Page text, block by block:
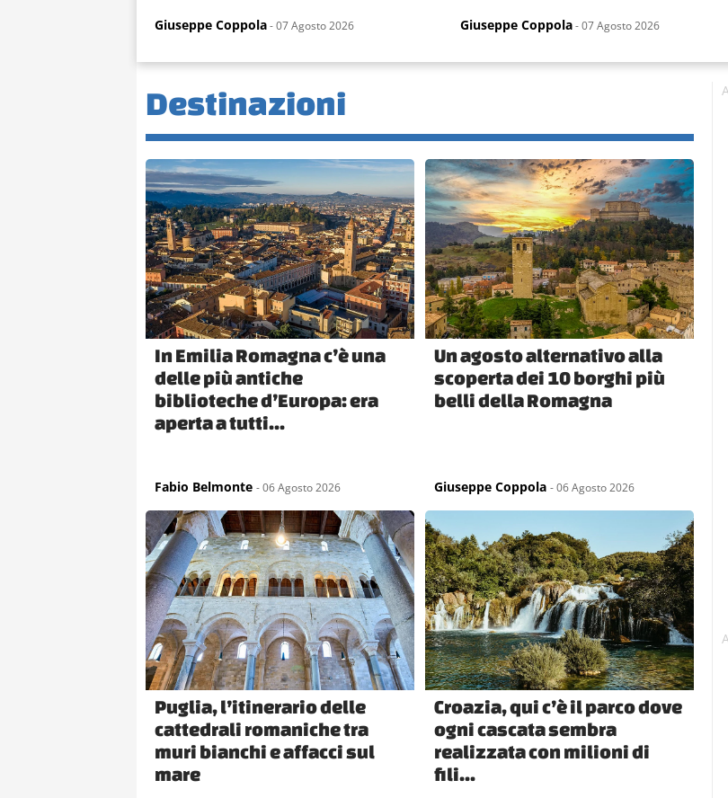
Giuseppe Coppola- 07 Agosto 2026 Giuseppe Coppola- 07 Agosto 2026
Destinazioni
In Emilia Romagna c’è una
delle più antiche
biblioteche d’Europa: era
aperta a tutti...
Fabio Belmonte - 06 Agosto 2026
Un agosto alternativo alla
scoperta dei 10 borghi più
belli della Romagna
Giuseppe Coppola - 06 Agosto 2026
Puglia, l’itinerario delle
cattedrali romaniche tra
muri bianchi e affacci sul
mare
Croazia, qui c’è il parco dove
ogni cascata sembra
realizzata con milioni di
fili...